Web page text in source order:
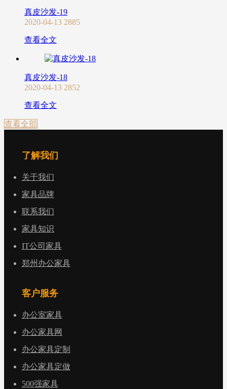
真皮沙发-19
2020-04-13 2885
查看全文
真皮沙发-18
2020-04-13 2852
查看全文
查看全部
了解我们
关于我们
家具品牌
联系我们
家具知识
IT公司家具
郑州办公家具
客户服务
办公室家具
办公家具网
办公家具定制
办公家具定做
500强家具